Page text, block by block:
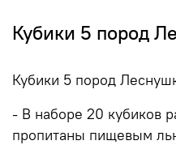
Кубики 5 пород
Кубики 5 пород
- В наборе 20 кубиков
пропитаны пищевым